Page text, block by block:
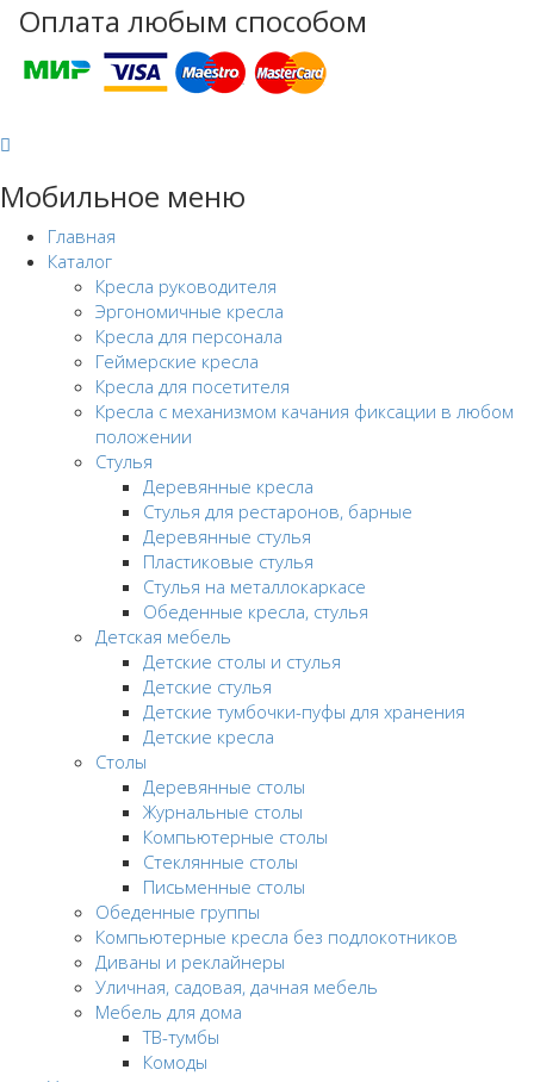
Оплата любым способом
Мобильное меню
Главная
Каталог
Кресла руководителя
Эргономичные кресла
Кресла для персонала
Геймерские кресла
Кресла для посетителя
Кресла с механизмом качания фиксации в любом
положении
Стулья
Деревянные кресла
Стулья для рестаронов, барные
Деревянные стулья
Пластиковые стулья
Стулья на металлокаркасе
Обеденные кресла, стулья
Детская мебель
Детские столы и стулья
Детские стулья
Детские тумбочки-пуфы для хранения
Детские кресла
Столы
Деревянные столы
Журнальные столы
Компьютерные столы
Стеклянные столы
Письменные столы
Обеденные группы
Компьютерные кресла без подлокотников
Диваны и реклайнеры
Уличная, садовая, дачная мебель
Мебель для дома
ТВ-тумбы
Комоды